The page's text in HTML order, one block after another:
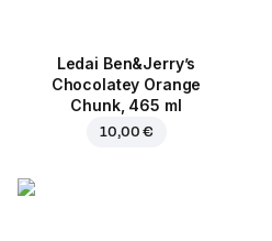
Ledai Ben&Jerry’s
Chocolatey Orange
Chunk, 465 ml
10,00 €